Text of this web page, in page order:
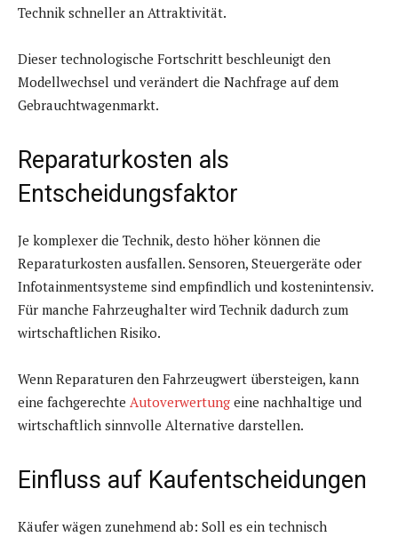
Technik schneller an Attraktivität.
Dieser technologische Fortschritt beschleunigt den
Modellwechsel und verändert die Nachfrage auf dem
Gebrauchtwagenmarkt.
Reparaturkosten als
Entscheidungsfaktor
Je komplexer die Technik, desto höher können die
Reparaturkosten ausfallen. Sensoren, Steuergeräte oder
Infotainmentsysteme sind empfindlich und kostenintensiv.
Für manche Fahrzeughalter wird Technik dadurch zum
wirtschaftlichen Risiko.
Wenn Reparaturen den Fahrzeugwert übersteigen, kann
eine fachgerechte Autoverwertung eine nachhaltige und
wirtschaftlich sinnvolle Alternative darstellen.
Einfluss auf Kaufentscheidungen
Käufer wägen zunehmend ab: Soll es ein technisch